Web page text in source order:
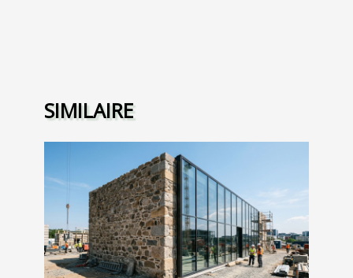
SIMILAIRE